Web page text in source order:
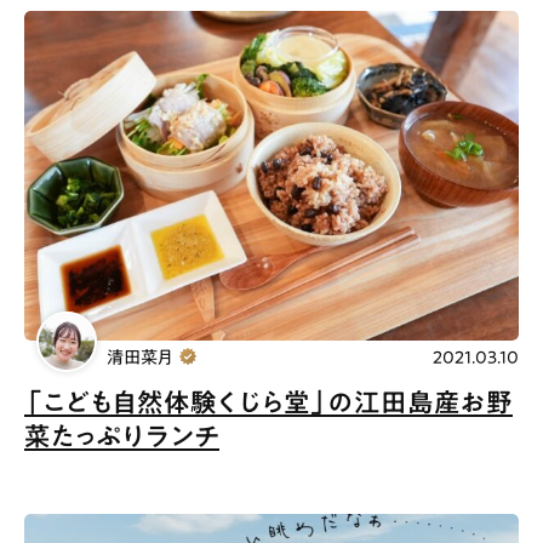
「こども自然体験くじら堂」の江田島産お野
菜たっぷりランチ
清田菜月 2021.03.10